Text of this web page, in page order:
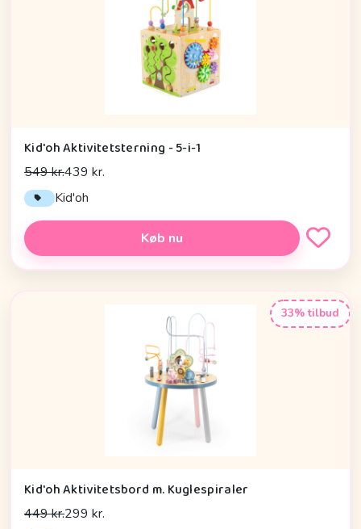
Kid'oh Aktivitetsterning - 5-i-1
549 kr.439 kr.
Kid'oh
Køb nu
33% tilbud
Kid'oh Aktivitetsbord m. Kuglespiraler
449 kr.299 kr.